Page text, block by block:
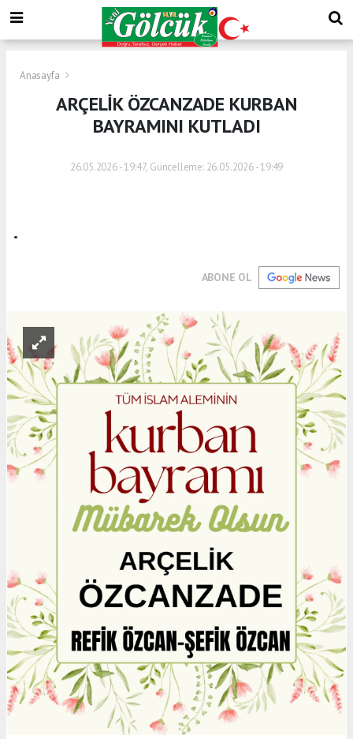
Anasayfa
ARÇELİK ÖZCANZADE KURBAN
BAYRAMINI KUTLADI
26.05.2026 - 19:47, Güncelleme: 26.05.2026 - 19:49
.
ABONE OL